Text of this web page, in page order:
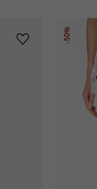
-50%